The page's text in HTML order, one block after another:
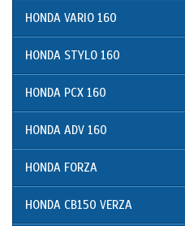
HONDA VARIO 160
HONDA STYLO 160
HONDA PCX 160
HONDA ADV 160
HONDA FORZA
HONDA CB150 VERZA